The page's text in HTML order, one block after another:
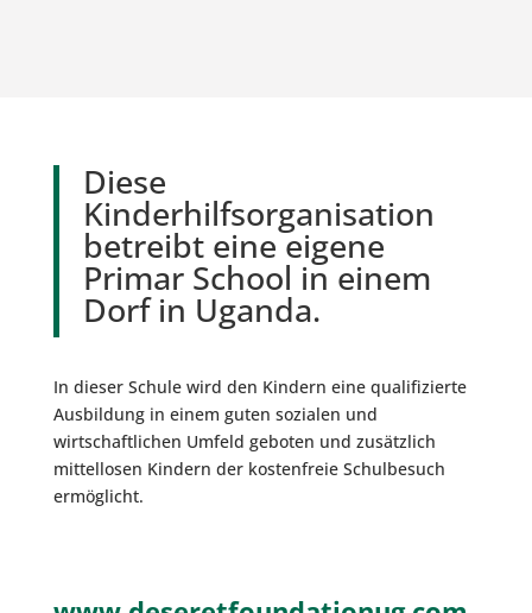
Diese
Kinderhilfsorganisation
betreibt eine eigene
Primar School in einem
Dorf in Uganda.
In dieser Schule wird den Kindern eine qualifizierte
Ausbildung in einem guten sozialen und
wirtschaftlichen Umfeld geboten und zusätzlich
mittellosen Kindern der kostenfreie Schulbesuch
ermöglicht.